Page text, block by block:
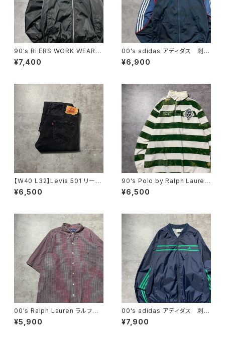
90's Ri ERS WORK WEAR
刺繍企業ロゴ ブラック 黒
中綿 ma-1ジャケット
¥7,400
00's adidas アディダス 刺繍
ワンポイント バックプリント
サイドストライプ マルチカラ
¥6,900
【W40 L32】Levis 501 リーバ
イス ボタンフライ ストレー
ト ブラックデニム ジーンズ
¥6,500
90's Polo by Ralph Lauren
ポロバイラルフローレン 刺繍×
ワッペン ボーダー ラガーシ
¥6,500
00's Ralph Lauren ラルフロ
ーレン 刺繍ロゴ ポニー チ
ェック総柄 半袖 ボタンダウ
¥5,900
00's adidas アディダス 刺繍
ワンポイント パフォーマンスロ
ゴ ノーカラー ネイビー ナ
¥7,900